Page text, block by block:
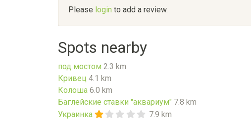
Please login to add a review.
Spots nearby
под мостом 2.3 km
Кривец 4.1 km
Колоша 6.0 km
Баглейские ставки "аквариум" 7.8 km
Украинка
7.9 km